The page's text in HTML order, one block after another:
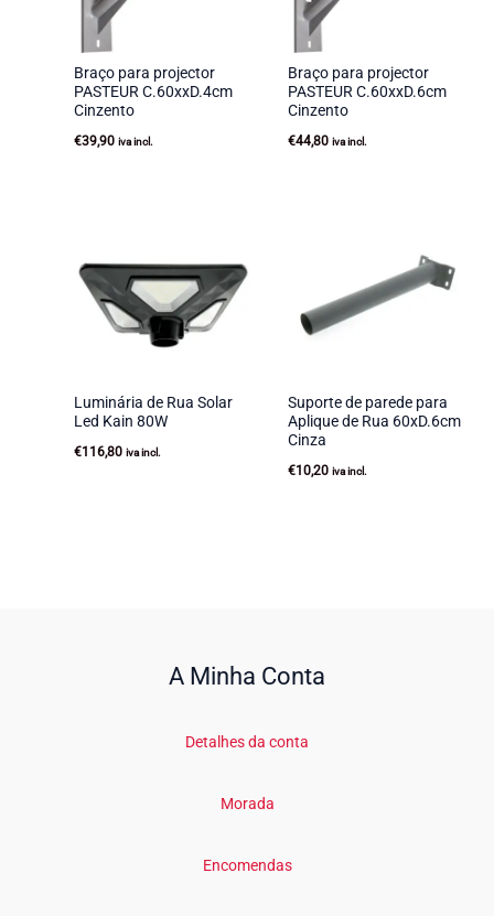
Braço para projector
PASTEUR C.60xxD.4cm
Cinzento
€39,90 iva incl.
Braço para projector
PASTEUR C.60xxD.6cm
Cinzento
€44,80 iva incl.
Luminária de Rua Solar
Led Kain 80W
€116,80 iva incl.
Suporte de parede para
Aplique de Rua 60xD.6cm
Cinza
€10,20 iva incl.
A Minha Conta
Detalhes da conta
Morada
Encomendas